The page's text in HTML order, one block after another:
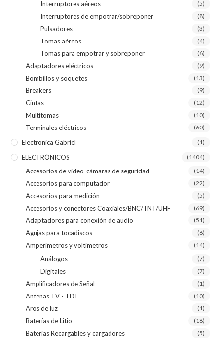
Interruptores aéreos (5)
Interruptores de empotrar/sobreponer (8)
Pulsadores (3)
Tomas aéreos (4)
Tomas para empotrar y sobreponer (6)
Adaptadores eléctricos (9)
Bombillos y soquetes (13)
Breakers (9)
Cintas (12)
Multitomas (10)
Terminales eléctricos (60)
Electronica Gabriel (1)
ELECTRÓNICOS (1404)
Accesorios de video-cámaras de seguridad (14)
Accesorios para computador (22)
Accesorios para medición (5)
Accesorios y conectores Coaxiales/BNC/TNT/UHF (69)
Adaptadores para conexión de audio (51)
Agujas para tocadiscos (6)
Amperímetros y voltímetros (14)
Análogos (7)
Digitales (7)
Amplificadores de Señal (1)
Antenas TV - TDT (10)
Aros de luz (1)
Baterías de Litio (18)
Baterías Recargables y cargadores (5)